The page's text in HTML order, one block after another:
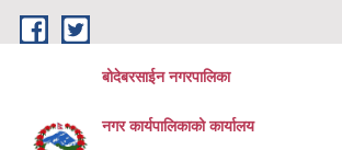
Skip to main content
बोदेबरसाईन नगरपालिका
नगर कार्यपालिकाको कार्यालय